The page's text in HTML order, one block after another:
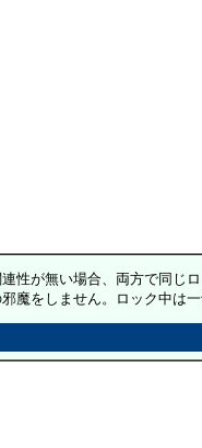
が無い場合、両方で同じ
をしません。ロック中は